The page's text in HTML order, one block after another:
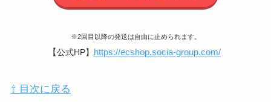
※2回目以降の発送は自由に止められます。
【公式HP】 https://ecshop.socia-group.com/
⇧ 目次に戻る